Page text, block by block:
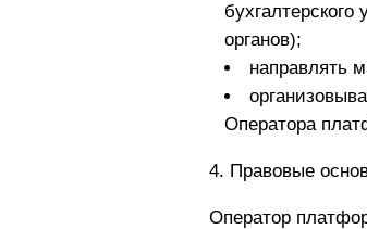
бухгалтерского
органов);
направлять
Оператора
4. Правовые
Оператор